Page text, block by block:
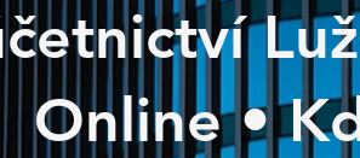
Online •